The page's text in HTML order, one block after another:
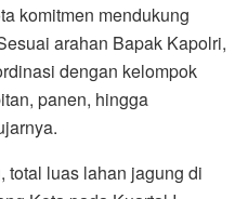
komitmen mendukung
arahan Bapak Kapolri,
dengan kelompok
panen, hingga
total luas lahan jagung di